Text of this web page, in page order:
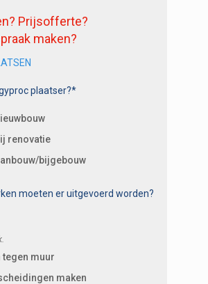
Prijsofferte?
maken?
plaatser?*
renovatie
bijgebouw
moeten er uitgevoerd worden?
tegen muur
maken